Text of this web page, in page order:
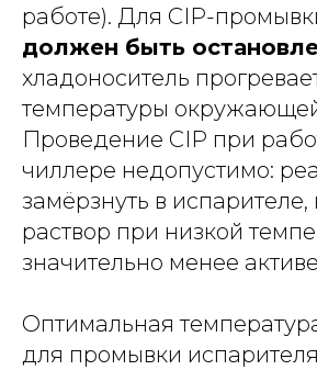
работе). Для CIP-
должен быть
хладоноситель
температуры
Проведение CIP при
чиллере недопустимо:
замёрзнуть в испарителе,
раствор при низкой
значительно менее
Оптимальная
для промывки